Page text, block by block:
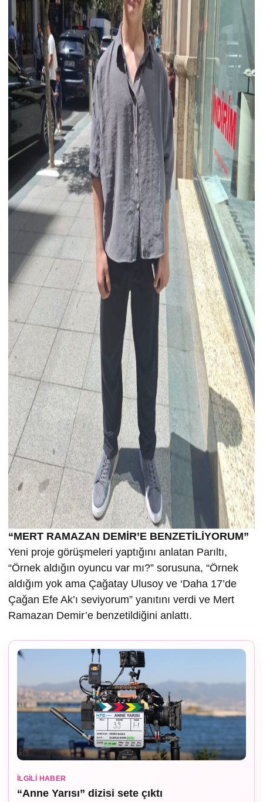
“MERT RAMAZAN DEMİR’E BENZETİLİYORUM”
Yeni proje görüşmeleri yaptığını anlatan Parıltı,
“Örnek aldığın oyuncu var mı?” sorusuna, “Örnek
aldığım yok ama Çağatay Ulusoy ve ‘Daha 17’de
Çağan Efe Ak’ı seviyorum” yanıtını verdi ve Mert
Ramazan Demir’e benzetildiğini anlattı.
İLGILI HABER
“Anne Yarısı” dizisi sete çıktı